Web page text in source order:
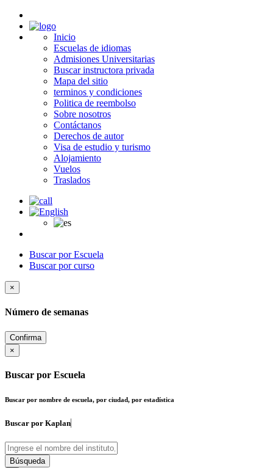
Inicio
Escuelas de idiomas
Admisiones Universitarias
Buscar instructora privada
Mapa del sitio
terminos y condiciones
Politica de reembolso
Sobre nosotros
Contáctanos
Derechos de autor
Visa de estudio y turismo
Alojamiento
Vuelos
Traslados
Buscar por Escuela
Buscar por curso
×
Número de semanas
Confirma
×
Buscar por Escuela
Buscar por nombre de escuela, por ciudad, por estadística
Buscar por Kap
Búsqueda